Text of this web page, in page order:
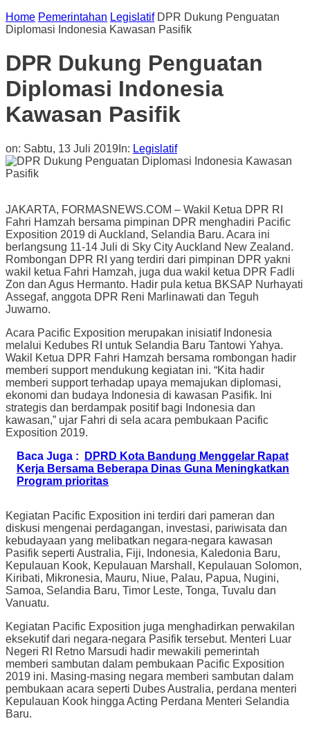
Home Pemerintahan Legislatif DPR Dukung Penguatan
Diplomasi Indonesia Kawasan Pasifik
DPR Dukung Penguatan
Diplomasi Indonesia
Kawasan Pasifik
on: Sabtu, 13 Juli 2019 In: Legislatif
JAKARTA, FORMASNEWS.COM – Wakil Ketua DPR RI
Fahri Hamzah bersama pimpinan DPR menghadiri Pacific
Exposition 2019 di Auckland, Selandia Baru. Acara ini
berlangsung 11-14 Juli di Sky City Auckland New Zealand.
Rombongan DPR RI yang terdiri dari pimpinan DPR yakni
wakil ketua Fahri Hamzah, juga dua wakil ketua DPR Fadli
Zon dan Agus Hermanto. Hadir pula ketua BKSAP Nurhayati
Assegaf, anggota DPR Reni Marlinawati dan Teguh
Juwarno.
Acara Pacific Exposition merupakan inisiatif Indonesia
melalui Kedubes RI untuk Selandia Baru Tantowi Yahya.
Wakil Ketua DPR Fahri Hamzah bersama rombongan hadir
memberi support mendukung kegiatan ini. “Kita hadir
memberi support terhadap upaya memajukan diplomasi,
ekonomi dan budaya Indonesia di kawasan Pasifik. Ini
strategis dan berdampak positif bagi Indonesia dan
kawasan,” ujar Fahri di sela acara pembukaan Pacific
Exposition 2019.
Baca Juga :
DPRD Kota Bandung Menggelar Rapat
Kerja Bersama Beberapa Dinas Guna Meningkatkan
Program prioritas
Kegiatan Pacific Exposition ini terdiri dari pameran dan
diskusi mengenai perdagangan, investasi, pariwisata dan
kebudayaan yang melibatkan negara-negara kawasan
Pasifik seperti Australia, Fiji, Indonesia, Kaledonia Baru,
Kepulauan Kook, Kepulauan Marshall, Kepulauan Solomon,
Kiribati, Mikronesia, Mauru, Niue, Palau, Papua, Nugini,
Samoa, Selandia Baru, Timor Leste, Tonga, Tuvalu dan
Vanuatu.
Kegiatan Pacific Exposition juga menghadirkan perwakilan
eksekutif dari negara-negara Pasifik tersebut. Menteri Luar
Negeri RI Retno Marsudi hadir mewakili pemerintah
memberi sambutan dalam pembukaan Pacific Exposition
2019 ini. Masing-masing negara memberi sambutan dalam
pembukaan acara seperti Dubes Australia, perdana menteri
Kepulauan Kook hingga Acting Perdana Menteri Selandia
Baru.